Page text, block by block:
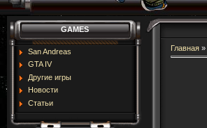
GAMES
San Andreas
GTA IV
Другие игры
Новости
Статьи
Главная »